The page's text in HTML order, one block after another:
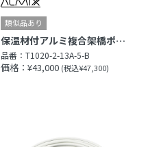
保温材付アルミ複合架橋ポリエチレン管（Type X）
品番：T1020-2-13A-5-B
価格：¥43,000 (税込¥47,300)